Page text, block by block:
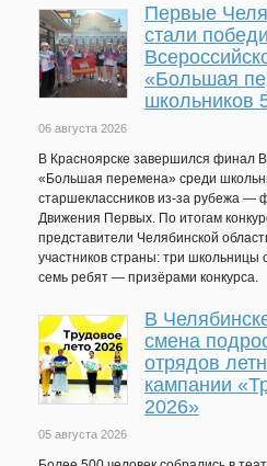
Первые
стали
«Большая
школьников
06 августа 2026
В Красноярске завершился финал
«Большая перемена» среди
старшеклассников из-за рубежа —
Движения Первых. По итогам
представители Челябинской
участников страны: три
семь ребят — призёрами конкурса.
В
смена
отрядов
кампании
2026»
05 августа 2026